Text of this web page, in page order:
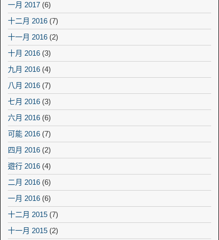
一月 2017 (6)
十二月 2016 (7)
十一月 2016 (2)
十月 2016 (3)
九月 2016 (4)
八月 2016 (7)
七月 2016 (3)
六月 2016 (6)
可能 2016 (7)
四月 2016 (2)
遊行 2016 (4)
二月 2016 (6)
一月 2016 (6)
十二月 2015 (7)
十一月 2015 (2)